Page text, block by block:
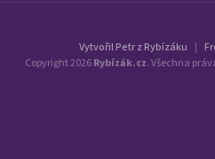
Vytvořil Petr z Rybízáku |
Copyright 2026Rybízák.cz. Všechna